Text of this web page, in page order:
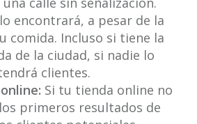
encontrará, a pesar de la
comida. Incluso si tiene la
de la ciudad, si nadie lo
clientes.
Si tu tienda online no
primeros resultados de